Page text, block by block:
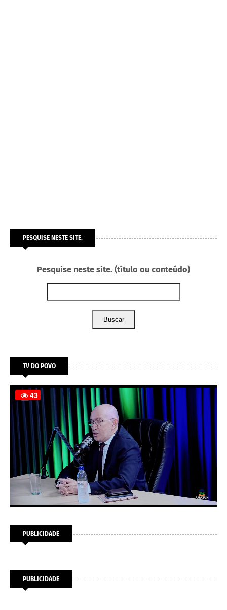
PESQUISE NESTE SITE.
Pesquise neste site. (título ou conteúdo)
Buscar
TV DO POVO
PUBLICIDADE
PUBLICIDADE